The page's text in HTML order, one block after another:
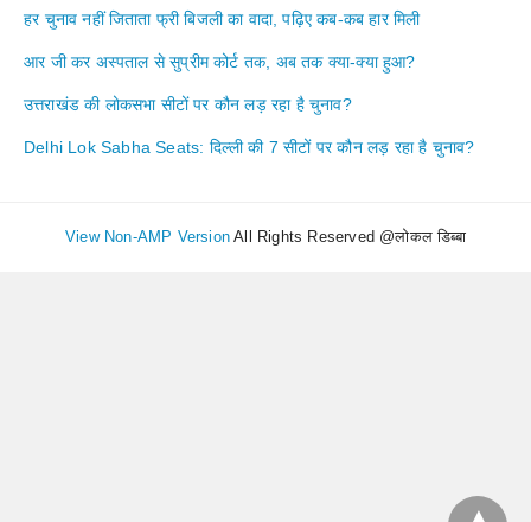
हर चुनाव नहीं जिताता फ्री बिजली का वादा, पढ़िए कब-कब हार मिली
आर जी कर अस्पताल से सुप्रीम कोर्ट तक, अब तक क्या-क्या हुआ?
उत्तराखंड की लोकसभा सीटों पर कौन लड़ रहा है चुनाव?
Delhi Lok Sabha Seats: दिल्ली की 7 सीटों पर कौन लड़ रहा है चुनाव?
View Non-AMP Version All Rights Reserved @लोकल डिब्बा